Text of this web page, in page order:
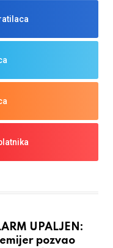
UPALJEN:
pozvao